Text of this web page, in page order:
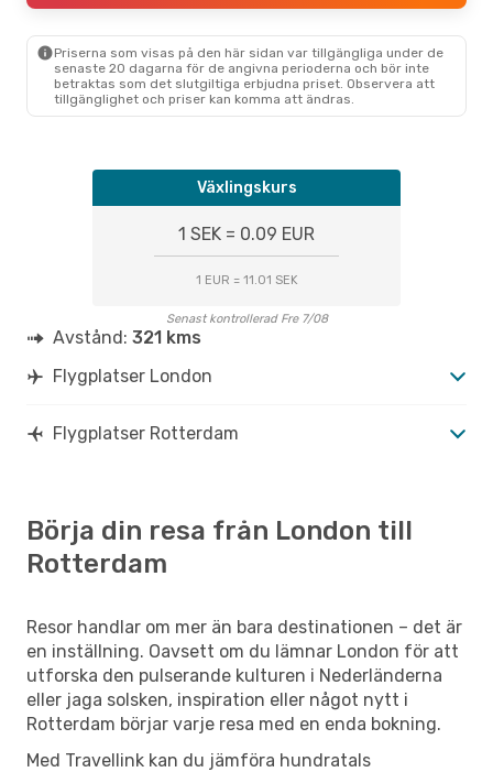
RTM- LON
Priserna som visas på den här sidan var tillgängliga under de
senaste 20 dagarna för de angivna perioderna och bör inte
betraktas som det slutgiltiga erbjudna priset. Observera att
tillgänglighet och priser kan komma att ändras.
Växlingskurs
1 SEK = 0.09 EUR
1 EUR = 11.01 SEK
Senast kontrollerad Fre 7/08
Avstånd: 321 kms
Flygplatser London
Flygplatser Rotterdam
Börja din resa från London till
Rotterdam
Resor handlar om mer än bara destinationen – det är
en inställning. Oavsett om du lämnar London för att
utforska den pulserande kulturen i Nederländerna
eller jaga solsken, inspiration eller något nytt i
Rotterdam börjar varje resa med en enda bokning.
Med Travellink kan du jämföra hundratals